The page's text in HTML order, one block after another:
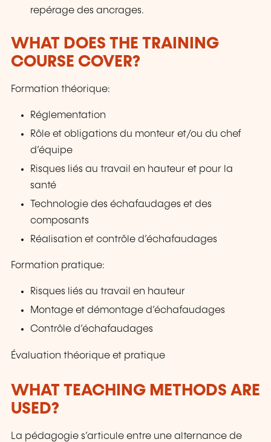
repérage des ancrages.
WHAT DOES THE TRAINING
COURSE COVER?
Formation théorique:
Réglementation
Rôle et obligations du monteur et/ou du chef
d’équipe
Risques liés au travail en hauteur et pour la
santé
Technologie des échafaudages et des
composants
Réalisation et contrôle d’échafaudages
Formation pratique:
Risques liés au travail en hauteur
Montage et démontage d’échafaudages
Contrôle d’échafaudages
Évaluation théorique et pratique
WHAT TEACHING METHODS ARE
USED?
La pédagogie s’articule entre une alternance de